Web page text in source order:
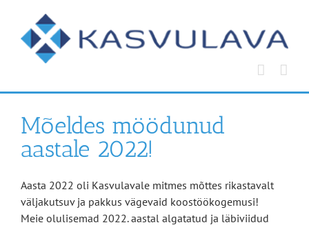
content
Mõeldes möödunud
aastale 2022!
Aasta 2022 oli Kasvulavale mitmes mõttes rikastavalt
väljakutsuv ja pakkus vägevaid koostöökogemusi!
Meie olulisemad 2022. aastal algatatud ja läbiviidud